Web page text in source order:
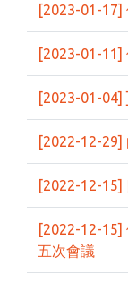
[2023-01-17]
[2023-01-11]
[2023-01-04]
[2022-12-29]
[2022-12-15]
[2022-12-15]
五次會議